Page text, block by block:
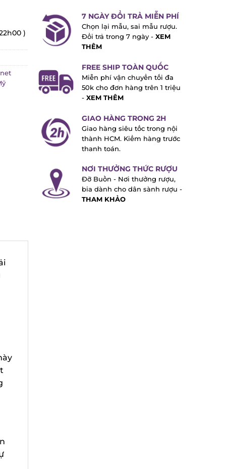
)
7 NGÀY ĐỔI TRẢ MIỄN PHÍ
Chọn lại mẫu, sai mẫu rượu.
Đổi trả trong 7 ngày -XEM
THÊM
FREE SHIP TOÀN QUỐC
Miễn phí vận chuyển tối đa
50k cho đơn hàng trên 1 triệu
XEM THÊM
GIAO HÀNG TRONG 2H
Giao hàng siêu tốc trong nội
thành HCM. Kiểm hàng trước
thanh toán.
NƠI THƯỞNG THỨC RƯỢU
Đỡ Buồn - Nơi thưởng rượu,
bia dành cho dân sành rượu -
THAM KHẢO